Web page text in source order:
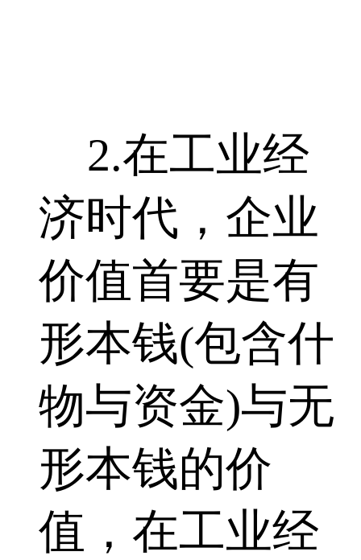
2.在工业经
济时代，企业
价值首要是有
形本钱(包含什
物与资金)与无
形本钱的价
值，在工业经